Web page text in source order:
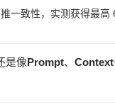
致性，实测获得最高 60%
是像Prompt、